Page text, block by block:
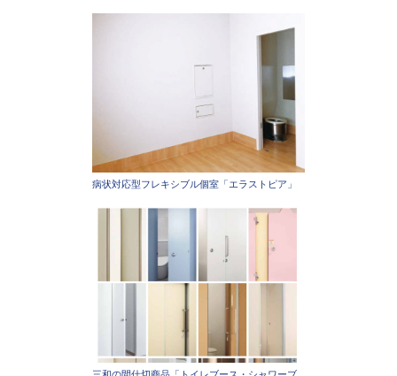
病状対応型フレキシブル個室「エラストピア」